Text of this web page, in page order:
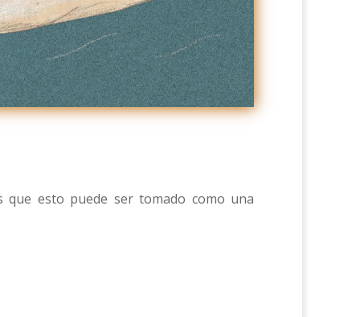
que esto puede ser tomado como una